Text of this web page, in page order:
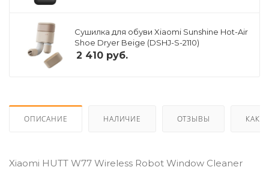
Сушилка для обуви Xiaomi Sunshine Hot-Air
Shoe Dryer Beige (DSHJ-S-2110)
2 410 руб.
ОПИСАНИЕ НАЛИЧИЕ ОТЗЫВЫ КАК
Xiaomi HUTT W77 Wireless Robot Window Cleaner